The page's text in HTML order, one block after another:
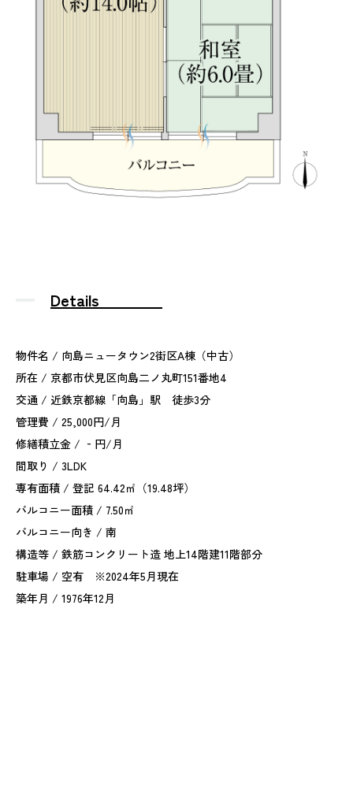
Details
物件名 / 向島ニュータウン2街区A棟（中古）
所在 / 京都市伏見区向島二ノ丸町151番地4
交通 / 近鉄京都線「向島」駅 徒歩3分
管理費 / 25,000円/月
修繕積立金 / ‐円/月
間取り / 3LDK
専有面積 / 登記 64.42㎡（19.48坪）
バルコニー面積 / 7.50㎡
バルコニー向き / 南
構造等 / 鉄筋コンクリート造 地上14階建11階部分
駐車場 / 空有 ※2024年5月現在
築年月 / 1976年12月